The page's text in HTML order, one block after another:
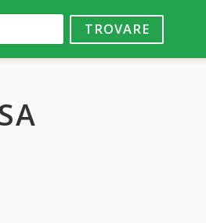
TROVARE